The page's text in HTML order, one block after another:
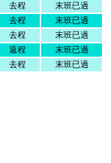
去程
末班已過
去程
末班已過
去程
末班已過
返程
末班已過
去程 末班已過